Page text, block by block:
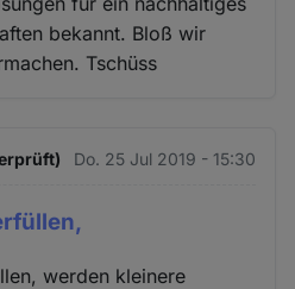
bekannt. Bloß wir
Tschüss
Do. 25 Jul 2019 - 15:30
werden kleinere